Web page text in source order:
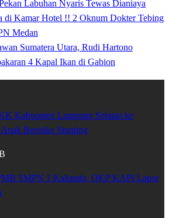
Labuhan Nyaris Tewas Dianiaya
di Kamar Hotel !! 2 Oknum Dokter Tebing
Medan
Sumatera Utara, Rudi Hartono
4 Kapal Ikan di Gabion
Kabupaten Lampung Selatan ke
Berisiko Stunting
SMPN 1 Kalianda, OKP KAPI Lapor